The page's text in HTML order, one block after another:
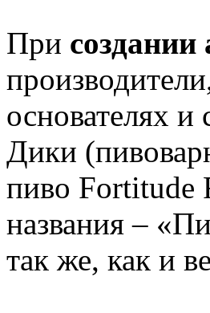
При создании
основателях
Дики
пиво Fortitude
названия –
так же, как и